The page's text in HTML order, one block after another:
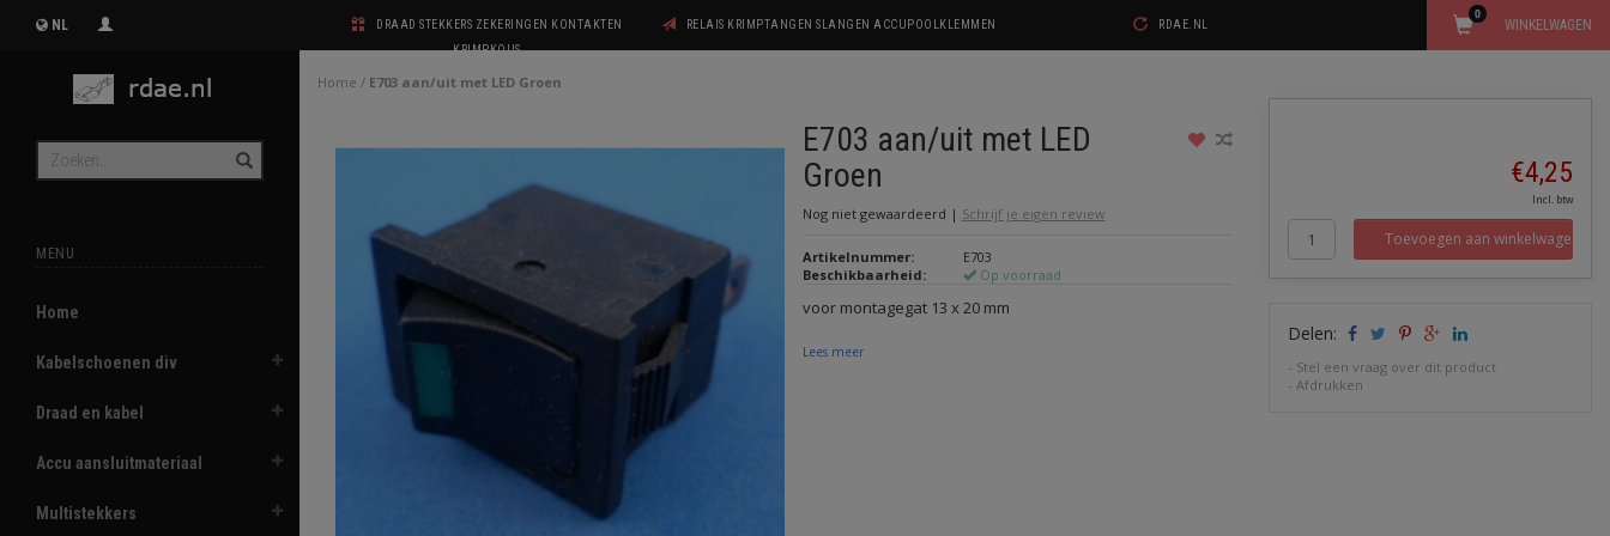
NL
DRAAD STEKKERS ZEKERINGEN KONTAKTEN
KRIMPKOUS
RELAIS KRIMPTANGEN SLANGEN ACCUPOOLKLEMMEN RDAE.NL WINKELWAGEN
0
MENU
Home
Kabelschoenen div
Draad en kabel
Accu aansluitmateriaal
Multistekkers
Home / E703 aan/uit met LED Groen
E703 aan/uit met LED
Groen
Nog niet gewaardeerd | Schrijf je eigen review
Artikelnummer:
E703
Beschikbaarheid:
Op voorraad
voor montagegat 13 x 20 mm
Lees meer
€4,25
Incl. btw
Toevoegen aan winkelwagen
Delen:
- Stel een vraag over dit product
-Afdrukken